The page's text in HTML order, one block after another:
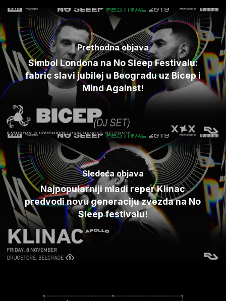
Prethodna objava
Simbol Londona na No Sleep Festivalu:
fabric slavi jubilej u Beogradu uz Bicep i
Mind Against!
Sledeća objava
Najpopularniji mladi reper Klinac
predvodi novu generaciju zvezda na No
Sleep festivalu!